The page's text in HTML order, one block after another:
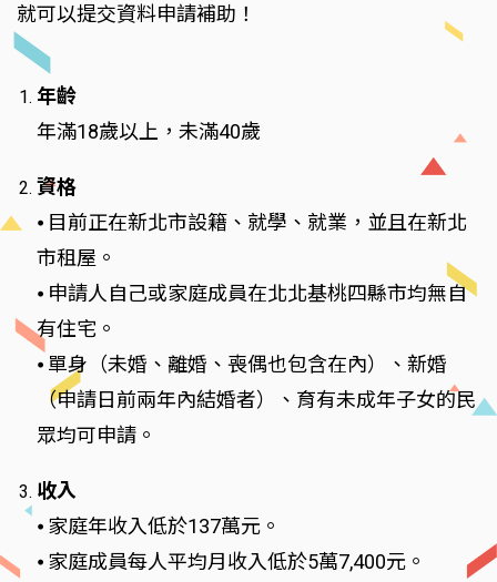
就可以提交資料申請補助！
年齡
年滿18歲以上，未滿40歲
資格
⦁ 目前正在新北市設籍、就學、就業，並且在新北
市租屋。
⦁ 申請人自己或家庭成員在北北基桃四縣市均無自
有住宅。
⦁ 單身（未婚、離婚、喪偶也包含在內）、新婚
（申請日前兩年內結婚者）、育有未成年子女的民
眾均可申請。
收入
⦁ 家庭年收入低於137萬元。
⦁ 家庭成員每人平均月收入低於5萬7,400元。